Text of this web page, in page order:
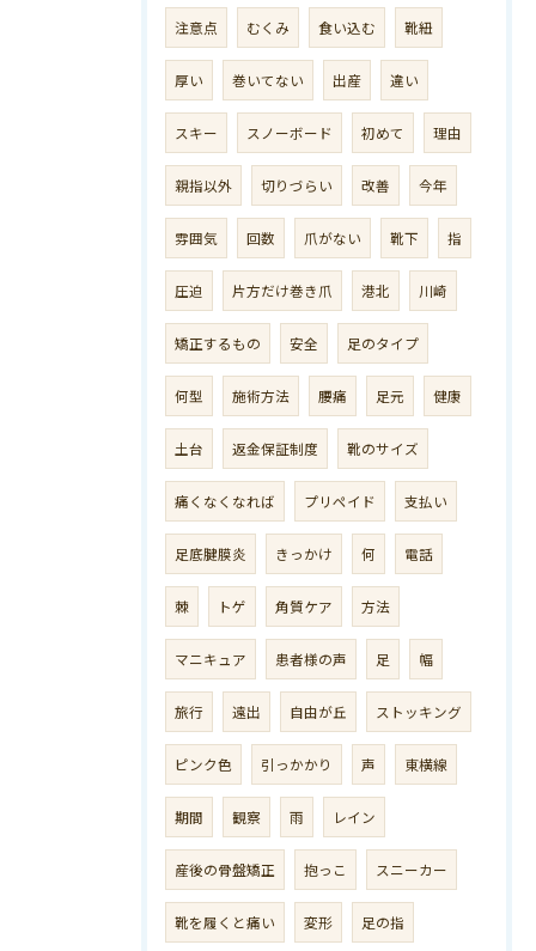
注意点 むくみ 食い込む 靴紐
厚い 巻いてない 出産 違い
スキー スノーボード 初めて 理由
親指以外 切りづらい 改善 今年
雰囲気 回数 爪がない 靴下 指
圧迫 片方だけ巻き爪 港北 川崎
矯正するもの 安全 足のタイプ
何型 施術方法 腰痛 足元 健康
土台 返金保証制度 靴のサイズ
痛くなくなれば プリペイド 支払い
足底腱膜炎 きっかけ 何 電話
棘 トゲ 角質ケア 方法
マニキュア 患者様の声 足 幅
旅行 遠出 自由が丘 ストッキング
ピンク色 引っかかり 声 東横線
期間 観察 雨 レイン
産後の骨盤矯正 抱っこ スニーカー
靴を履くと痛い 変形 足の指